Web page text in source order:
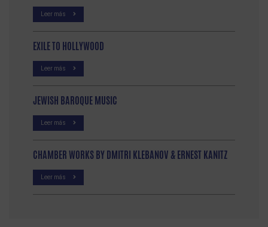
Leer más
EXILE TO HOLLYWOOD
Leer más
JEWISH BAROQUE MUSIC
Leer más
CHAMBER WORKS BY DMITRI KLEBANOV & ERNEST KANITZ
Leer más